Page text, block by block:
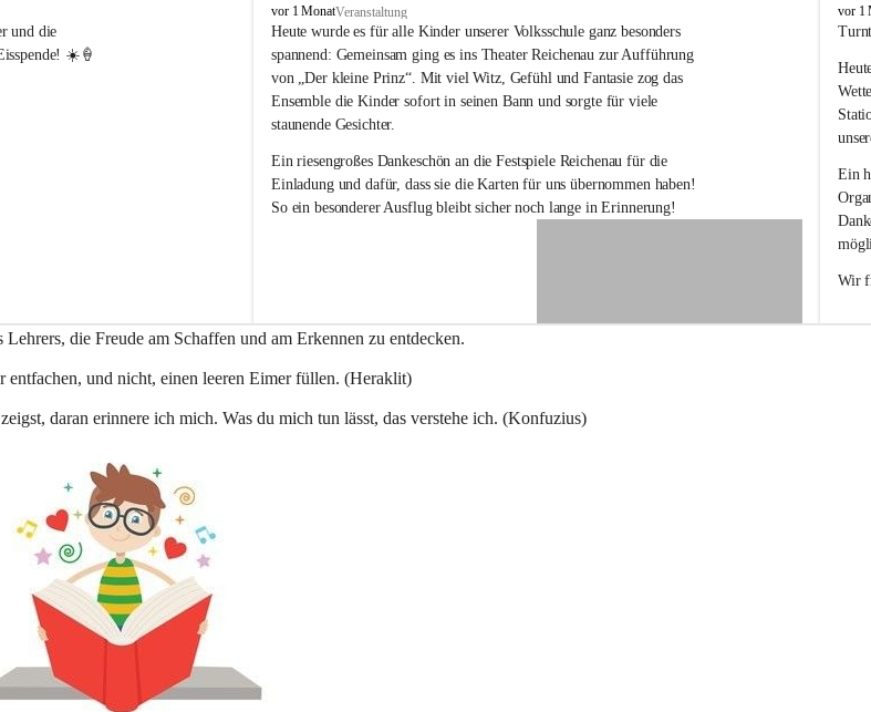
und die
☀️🍦
V
o
l
k
s
s
c
h
u
l
e
e
n
a
u
vor 1 MonatVeranstaltung
Heute wurde es für alle Kinder unserer Volksschule ganz besonders
spannend: Gemeinsam ging es ins Theater Reichenau zur Aufführung
von „Der kleine Prinz“. Mit viel Witz, Gefühl und Fantasie zog das
Ensemble die Kinder sofort in seinen Bann und sorgte für viele
staunende Gesichter.
Ein riesengroßes Dankeschön an die Festspiele Reichenau für die
Einladung und dafür, dass sie die Karten für uns übernommen haben!
So ein besonderer Ausflug bleibt sicher noch lange in Erinnerung!
V
o
k
s
s
c
u
l
e
R
e
i
c
e
vor 1
Ein
Wir
die Freude am Schaffen und am Erkennen zu entdecken.
entfachen, und nicht, einen leeren Eimer füllen. (Heraklit)
daran erinnere ich mich. Was du mich tun lässt, das verstehe ich. (Konfuzius)